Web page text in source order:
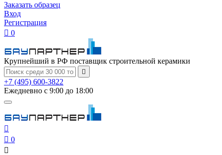
Заказать образец
Вход
Регистрация
 0
Крупнейший в РФ поставщик строительной керамики

+7 (495) 600-3822
Ежедневно с 9:00 до 18:00

 0
